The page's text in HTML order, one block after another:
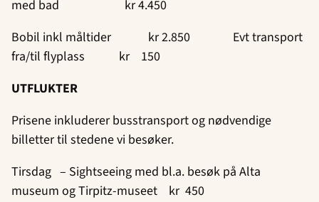
med bad kr 4.450
Bobil inkl måltider kr 2.850 Evt transport
fra/til flyplass kr 150
UTFLUKTER
Prisene inkluderer busstransport og nødvendige
billetter til stedene vi besøker.
Tirsdag – Sightseeing med bl.a. besøk på Alta
museum og Tirpitz-museet kr 450